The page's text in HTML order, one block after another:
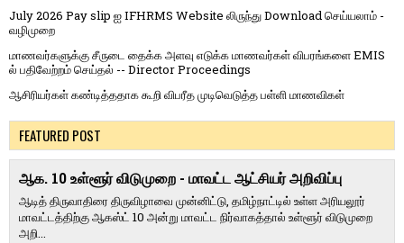
July 2026 Pay slip ஐ IFHRMS Website லிருந்து Download செய்யலாம் -
வழிமுறை
மாணவர்களுக்கு சீருடை தைக்க அளவு எடுக்க மாணவர்கள் விபரங்களை EMIS
ல் பதிவேற்றம் செய்தல் -- Director Proceedings
ஆசிரியர்கள் கண்டித்ததாக கூறி விபரீத முடிவெடுத்த பள்ளி மாணவிகள்
FEATURED POST
ஆக. 10 உள்ளூர் விடுமுறை - மாவட்ட ஆட்சியர் அறிவிப்பு
ஆடித் திருவாதிரை திருவிழாவை முன்னிட்டு, தமிழ்நாட்டில் உள்ள அரியலூர்
மாவட்டத்திற்கு ஆகஸ்ட் 10 அன்று மாவட்ட நிர்வாகத்தால் உள்ளூர் விடுமுறை
அறி...